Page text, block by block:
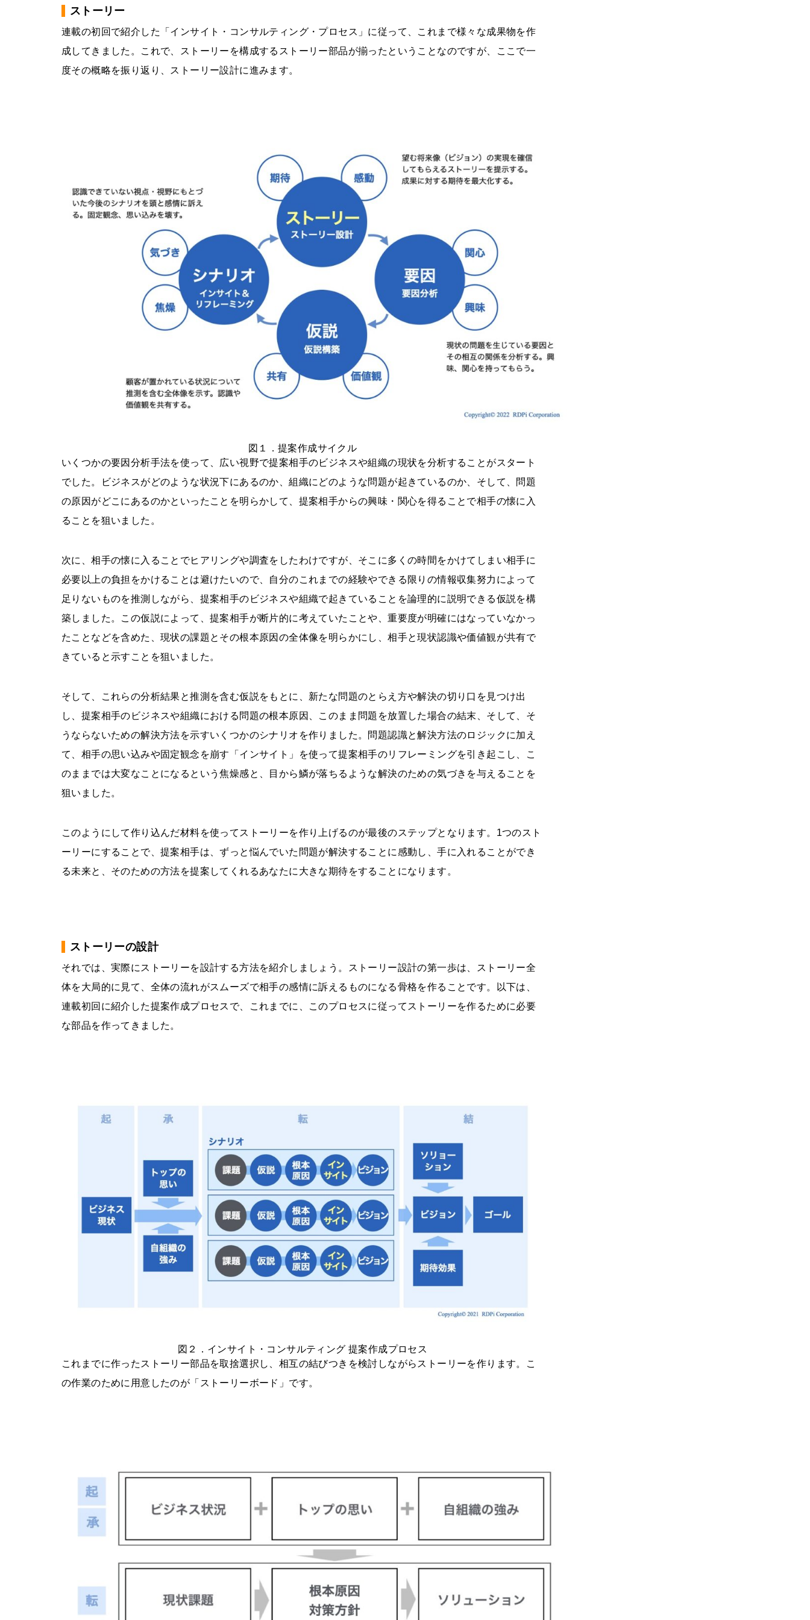
ストーリー
連載の初回で紹介した「インサイト・コンサルティング・プロセス」に従って、これまで様々な成果物を作
成してきました。これで、ストーリーを構成するストーリー部品が揃ったということなのですが、ここで一
度その概略を振り返り、ストーリー設計に進みます。
図１．提案作成サイクル
いくつかの要因分析手法を使って、広い視野で提案相手のビジネスや組織の現状を分析することがスタート
でした。ビジネスがどのような状況下にあるのか、組織にどのような問題が起きているのか、そして、問題
の原因がどこにあるのかといったことを明らかして、提案相手からの興味・関心を得ることで相手の懐に入
ることを狙いました。
次に、相手の懐に入ることでヒアリングや調査をしたわけですが、そこに多くの時間をかけてしまい相手に
必要以上の負担をかけることは避けたいので、自分のこれまでの経験やできる限りの情報収集努力によって
足りないものを推測しながら、提案相手のビジネスや組織で起きていることを論理的に説明できる仮説を構
築しました。この仮説によって、提案相手が断片的に考えていたことや、重要度が明確にはなっていなかっ
たことなどを含めた、現状の課題とその根本原因の全体像を明らかにし、相手と現状認識や価値観が共有で
きていると示すことを狙いました。
そして、これらの分析結果と推測を含む仮説をもとに、新たな問題のとらえ方や解決の切り口を見つけ出
し、提案相手のビジネスや組織における問題の根本原因、このまま問題を放置した場合の結末、そして、そ
うならないための解決方法を示すいくつかのシナリオを作りました。問題認識と解決方法のロジックに加え
て、相手の思い込みや固定観念を崩す「インサイト」を使って提案相手のリフレーミングを引き起こし、こ
のままでは大変なことになるという焦燥感と、目から鱗が落ちるような解決のための気づきを与えることを
狙いました。
このようにして作り込んだ材料を使ってストーリーを作り上げるのが最後のステップとなります。1つのスト
ーリーにすることで、提案相手は、ずっと悩んでいた問題が解決することに感動し、手に入れることができ
る未来と、そのための方法を提案してくれるあなたに大きな期待をすることになります。
ストーリーの設計
それでは、実際にストーリーを設計する方法を紹介しましょう。ストーリー設計の第一歩は、ストーリー全
体を大局的に見て、全体の流れがスムーズで相手の感情に訴えるものになる骨格を作ることです。以下は、
連載初回に紹介した提案作成プロセスで、これまでに、このプロセスに従ってストーリーを作るために必要
な部品を作ってきました。
図２．インサイト・コンサルティング 提案作成プロセス
これまでに作ったストーリー部品を取捨選択し、相互の結びつきを検討しながらストーリーを作ります。こ
の作業のために用意したのが「ストーリーボード」です。